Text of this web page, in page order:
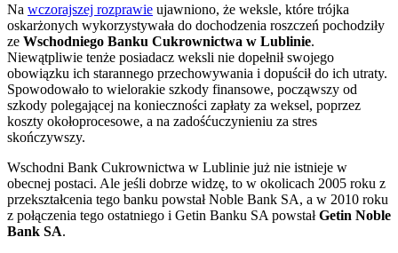
Na wczorajszej rozprawie ujawniono, że weksle, które trójka
oskarżonych wykorzystywała do dochodzenia roszczeń pochodziły
ze Wschodniego Banku Cukrownictwa w Lublinie.
Niewątpliwie tenże posiadacz weksli nie dopełnił swojego
obowiązku ich starannego przechowywania i dopuścił do ich utraty.
Spowodowało to wielorakie szkody finansowe, począwszy od
szkody polegającej na konieczności zapłaty za weksel, poprzez
koszty okołoprocesowe, a na zadośćuczynieniu za stres
skończywszy.
Wschodni Bank Cukrownictwa w Lublinie już nie istnieje w
obecnej postaci. Ale jeśli dobrze widzę, to w okolicach 2005 roku z
przekształcenia tego banku powstał Noble Bank SA, a w 2010 roku
z połączenia tego ostatniego i Getin Banku SA powstałGetin Noble
Bank SA.